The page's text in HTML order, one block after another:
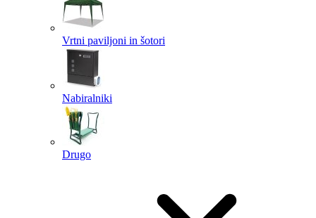
Vrtni paviljoni in šotori
Nabiralniki
Drugo